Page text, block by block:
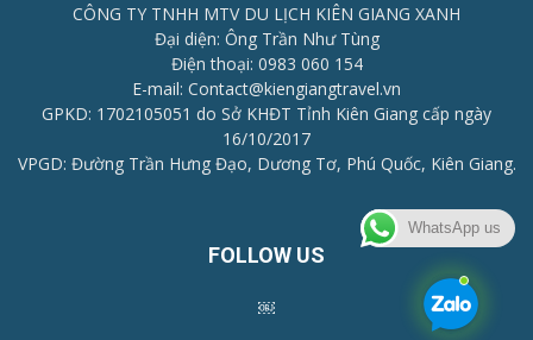
CÔNG TY TNHH MTV DU LỊCH KIÊN GIANG XANH
Đại diện: Ông Trần Như Tùng
Điện thoại: 0983 060 154
E-mail: Contact@kiengiangtravel.vn
GPKD: 1702105051 do Sở KHĐT Tỉnh Kiên Giang cấp ngày
16/10/2017
VPGD: Đường Trần Hưng Đạo, Dương Tơ, Phú Quốc, Kiên Giang.
FOLLOW US
￼
WhatsApp us